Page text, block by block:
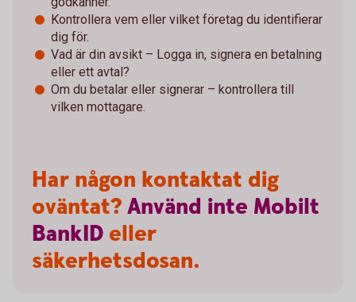
Kontrollera vem eller vilket företag du identifierar
dig för.
Vad är din avsikt – Logga in, signera en betalning
eller ett avtal?
Om du betalar eller signerar – kontrollera till
vilken mottagare.
Har någon kontaktat dig
oväntat?Använd inte Mobilt
BankID eller
säkerhetsdosan.